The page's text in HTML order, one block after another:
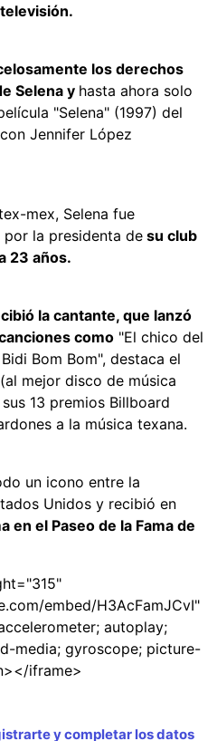
los derechos
Selena y hasta ahora solo
"Selena" (1997) del
Jennifer López
mex, Selena fue
por la presidenta de su club
23 años.
la cantante, que lanzó
como "El chico del
Bom Bom", destaca el
mejor disco de música
13 premios Billboard
a la música texana.
un icono entre la
Unidos y recibió en
en el Paseo de la Fama de
embed/H3AcFamJCvI"
autoplay;
media; gyroscope; picture-
iframe>
y completar los datos